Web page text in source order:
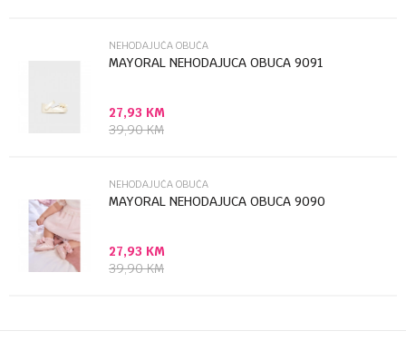
Anti-spam zaštita - izračunajte koliko je 4 + 1 :
NEHODAJUĆA OBUĆA
MAYORAL NEHODAJUCA OBUCA 9091
27,93 KM
39,90KM
NEHODAJUĆA OBUĆA
MAYORAL NEHODAJUCA OBUCA 9090
27,93 KM
39,90KM